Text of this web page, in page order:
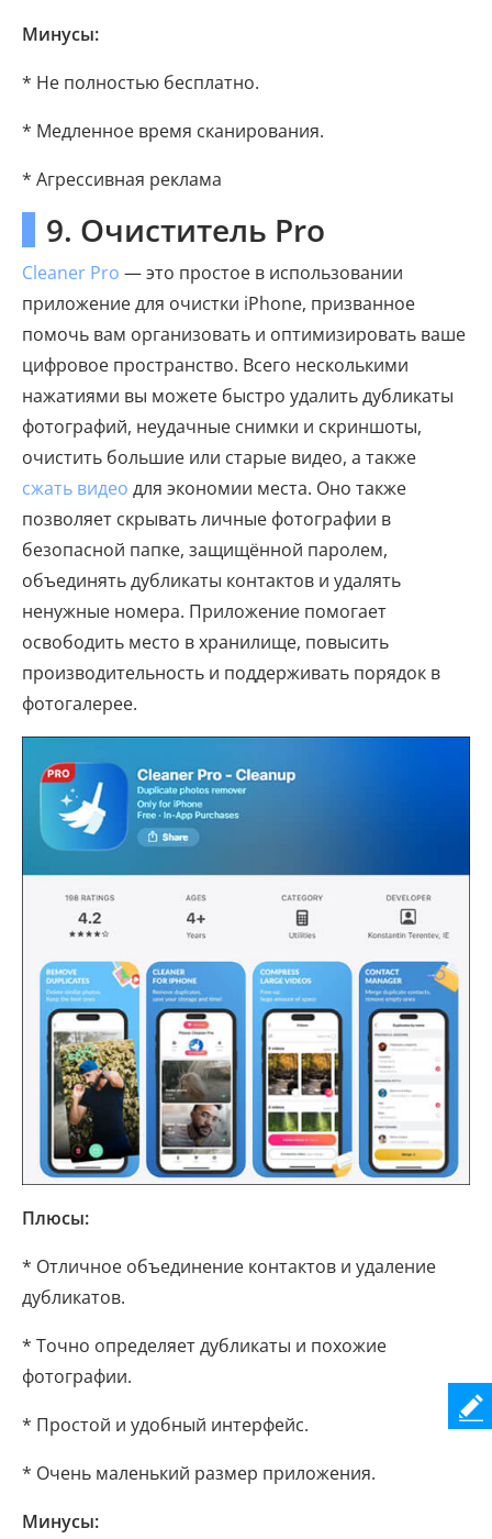
Минусы:
* Не полностью бесплатно.
* Медленное время сканирования.
* Агрессивная реклама
9. Очиститель Pro
Cleaner Pro — это простое в использовании
приложение для очистки iPhone, призванное
помочь вам организовать и оптимизировать ваше
цифровое пространство. Всего несколькими
нажатиями вы можете быстро удалить дубликаты
фотографий, неудачные снимки и скриншоты,
очистить большие или старые видео, а также
сжать видео для экономии места. Оно также
позволяет скрывать личные фотографии в
безопасной папке, защищённой паролем,
объединять дубликаты контактов и удалять
ненужные номера. Приложение помогает
освободить место в хранилище, повысить
производительность и поддерживать порядок в
фотогалерее.
Плюсы:
* Отличное объединение контактов и удаление
дубликатов.
* Точно определяет дубликаты и похожие
фотографии.
* Простой и удобный интерфейс.
* Очень маленький размер приложения.
Минусы: